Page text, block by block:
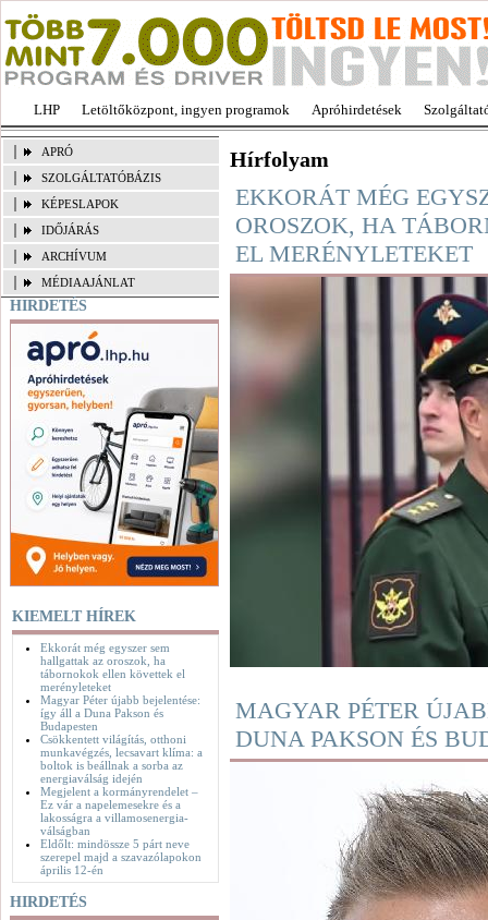
LHP Letöltőközpont, ingyen programok Apróhirdetések
APRÓ
SZOLGÁLTATÓBÁZIS
KÉPESLAPOK
IDŐJÁRÁS
ARCHÍVUM
MÉDIAAJÁNLAT
HIRDETÉS
KIEMELT HÍREK
Ekkorát még egyszer sem
hallgattak az oroszok, ha
tábornokok ellen követtek el
merényleteket
Magyar Péter újabb bejelentése:
így áll a Duna Pakson és
Budapesten
Csökkentett világítás, otthoni
munkavégzés, lecsavart klíma: a
boltok is beállnak a sorba az
energiaválság idején
Megjelent a kormányrendelet –
Ez vár a napelemesekre és a
lakosságra a villamosenergia-
válságban
Eldőlt: mindössze 5 párt neve
szerepel majd a szavazólapokon
április 12-én
HIRDETÉS
Hírfolyam
EKKORÁT MÉG
OROSZOK, HA
EL MERÉNYLETEKET
MAGYAR PÉTER
DUNA PAKSON ÉS